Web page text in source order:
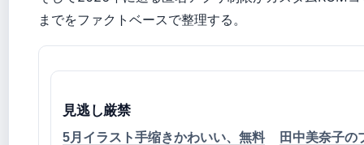
までをファクトベースで整理する。
見逃し厳禁
5月イラスト手缩きかわいい、無料
田中美奈子の